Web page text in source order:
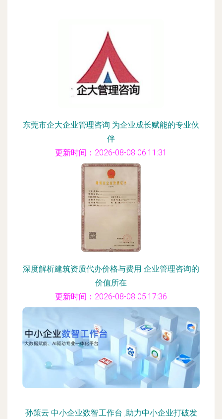
东莞市企大企业管理咨询 为企业成长赋能的专业伙
伴
更新时间：2026-08-08 06:11:31
深度解析建筑资质代办价格与费用 企业管理咨询的
价值所在
更新时间：2026-08-08 05:17:36
孙策云 中小企业数智工作台 ,助力中小企业打破发